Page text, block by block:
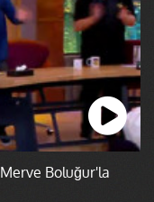
Boluğur'la